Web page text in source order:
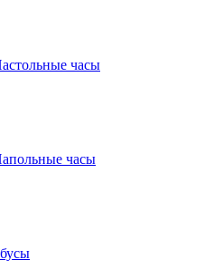
часы
часы